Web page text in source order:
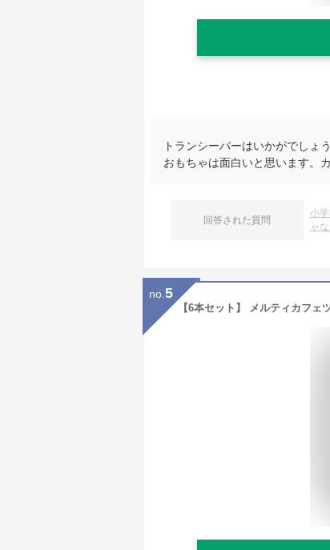
トランシーバーはいかがでしょ
おもちゃは面白いと思います。
回答された質問
小
ゃ
no. 5